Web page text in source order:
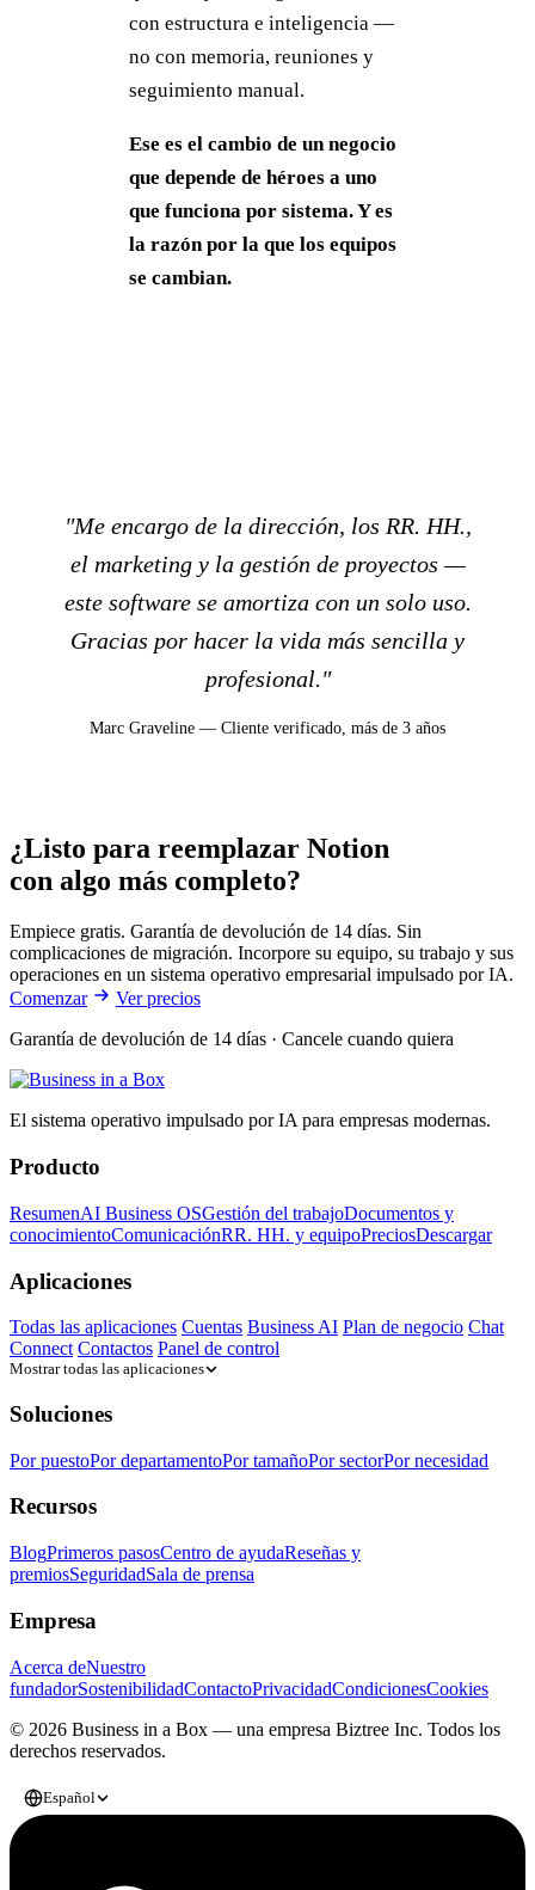
con estructura e inteligencia —
no con memoria, reuniones y
seguimiento manual.
Ese es el cambio de un negocio
que depende de héroes a uno
que funciona por sistema. Y es
la razón por la que los equipos
se cambian.
"Me encargo de la dirección, los RR. HH.,
el marketing y la gestión de proyectos —
este software se amortiza con un solo uso.
Gracias por hacer la vida más sencilla y
profesional."
Marc Graveline — Cliente verificado, más de 3 años
¿Listo para reemplazar Notion
con algo más completo?
Empiece gratis. Garantía de devolución de 14 días. Sin
complicaciones de migración. Incorpore su equipo, su trabajo y sus
operaciones en un sistema operativo empresarial impulsado por IA.
Comenzar
Ver precios
Garantía de devolución de 14 días · Cancele cuando quiera
El sistema operativo impulsado por IA para empresas modernas.
Producto
ResumenAI Business OSGestión del trabajoDocumentos y
conocimientoComunicaciónRR. HH. y equipoPreciosDescargar
Aplicaciones
Todas las aplicaciones Cuentas Business AI Plan de negocio Chat
Connect Contactos Panel de control
Mostrar todas las aplicaciones
Soluciones
Por puestoPor departamentoPor tamañoPor sectorPor necesidad
Recursos
BlogPrimeros pasosCentro de ayudaReseñas y
premiosSeguridadSala de prensa
Empresa
Acerca deNuestro
fundadorSostenibilidadContactoPrivacidadCondicionesCookies
© 2026 Business in a Box — una empresa Biztree Inc. Todos los
derechos reservados.
Español